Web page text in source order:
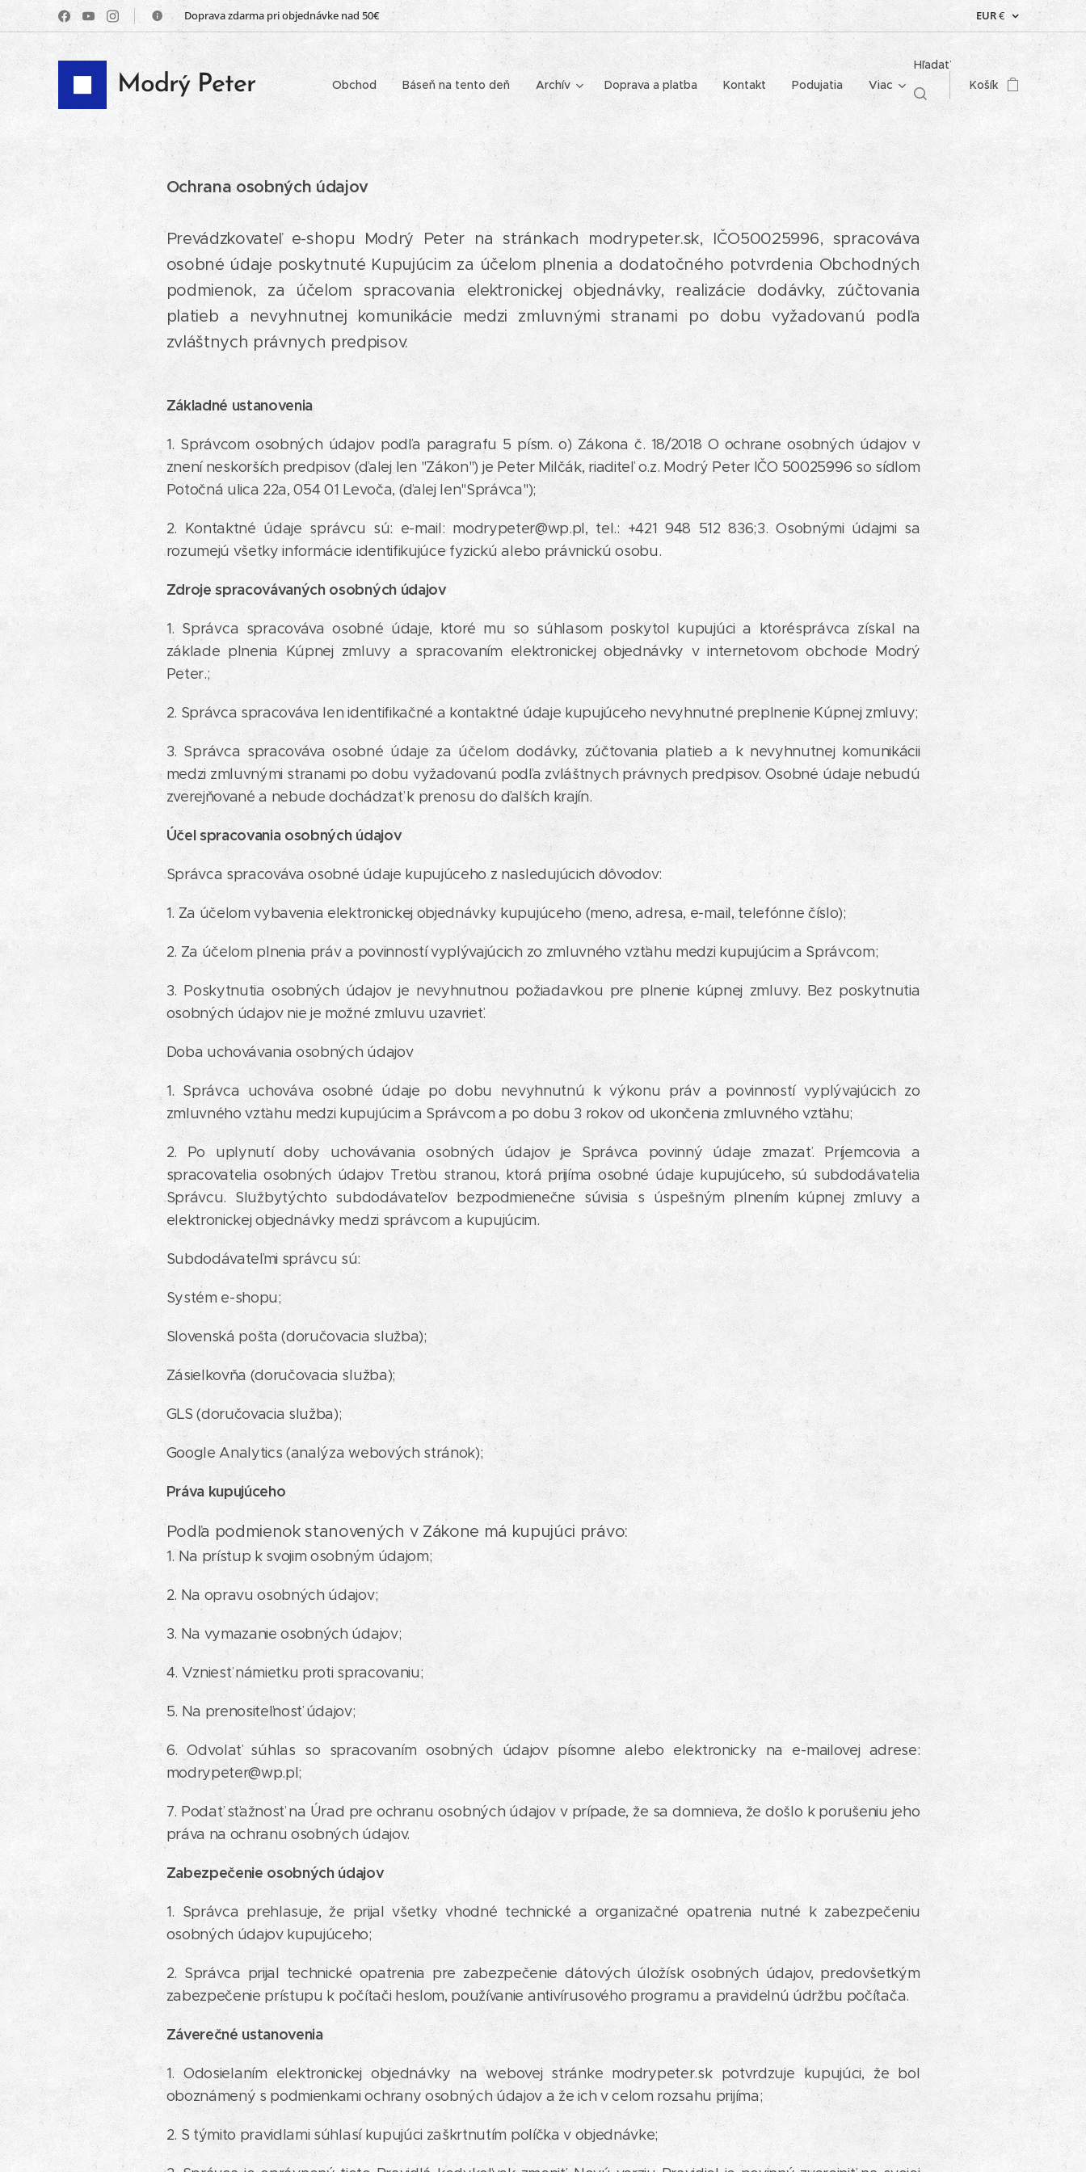
📦 Doprava zdarma pri objednávke nad 50€ EUR€
Modrý Peter Obchod Báseň na tento deň Archív Doprava a platba Kontakt Podujatia Viac
Hľadať
Košík
Ochrana osobných údajov
Prevádzkovateľ e-shopu Modrý Peter na stránkach modrypeter.sk, IČO50025996, spracováva
osobné údaje poskytnuté Kupujúcim za účelom plnenia a dodatočného potvrdenia Obchodných
podmienok, za účelom spracovania elektronickej objednávky, realizácie dodávky, zúčtovania
platieb a nevyhnutnej komunikácie medzi zmluvnými stranami po dobu vyžadovanú podľa
zvláštnych právnych predpisov.
Základné ustanovenia
1. Správcom osobných údajov podľa paragrafu 5 písm. o) Zákona č. 18/2018 O ochrane osobných údajov v
znení neskorších predpisov (ďalej len "Zákon") je Peter Milčák, riaditeľ o.z. Modrý Peter IČO 50025996 so sídlom
Potočná ulica 22a, 054 01 Levoča, (ďalej len"Správca");
2. Kontaktné údaje správcu sú: e-mail: modrypeter@wp.pl, tel.: +421 948 512 836;3. Osobnými údajmi sa
rozumejú všetky informácie identifikujúce fyzickú alebo právnickú osobu.
Zdroje spracovávaných osobných údajov
1. Správca spracováva osobné údaje, ktoré mu so súhlasom poskytol kupujúci a ktorésprávca získal na
základe plnenia Kúpnej zmluvy a spracovaním elektronickej objednávky v internetovom obchode Modrý
Peter.;
2. Správca spracováva len identifikačné a kontaktné údaje kupujúceho nevyhnutné preplnenie Kúpnej zmluvy;
3. Správca spracováva osobné údaje za účelom dodávky, zúčtovania platieb a k nevyhnutnej komunikácii
medzi zmluvnými stranami po dobu vyžadovanú podľa zvláštnych právnych predpisov. Osobné údaje nebudú
zverejňované a nebude dochádzať k prenosu do ďalších krajín.
Účel spracovania osobných údajov
Správca spracováva osobné údaje kupujúceho z nasledujúcich dôvodov:
1. Za účelom vybavenia elektronickej objednávky kupujúceho (meno, adresa, e-mail, telefónne číslo);
2. Za účelom plnenia práv a povinností vyplývajúcich zo zmluvného vzťahu medzi kupujúcim a Správcom;
3. Poskytnutia osobných údajov je nevyhnutnou požiadavkou pre plnenie kúpnej zmluvy. Bez poskytnutia
osobných údajov nie je možné zmluvu uzavrieť.
Doba uchovávania osobných údajov
1. Správca uchováva osobné údaje po dobu nevyhnutnú k výkonu práv a povinností vyplývajúcich zo
zmluvného vzťahu medzi kupujúcim a Správcom a po dobu 3 rokov od ukončenia zmluvného vzťahu;
2. Po uplynutí doby uchovávania osobných údajov je Správca povinný údaje zmazať. Príjemcovia a
spracovatelia osobných údajov Treťou stranou, ktorá prijíma osobné údaje kupujúceho, sú subdodávatelia
Správcu. Službytýchto subdodávateľov bezpodmienečne súvisia s úspešným plnením kúpnej zmluvy a
elektronickej objednávky medzi správcom a kupujúcim.
Subdodávateľmi správcu sú:
Systém e-shopu;
Slovenská pošta (doručovacia služba);
Zásielkovňa (doručovacia služba);
GLS (doručovacia služba);
Google Analytics (analýza webových stránok);
Práva kupujúceho
Podľa podmienok stanovených v Zákone má kupujúci právo:
1. Na prístup k svojim osobným údajom;
2. Na opravu osobných údajov;
3. Na vymazanie osobných údajov;
4. Vzniesť námietku proti spracovaniu;
5. Na prenositeľnosť údajov;
6. Odvolať súhlas so spracovaním osobných údajov písomne alebo elektronicky na e-mailovej adrese:
modrypeter@wp.pl;
7. Podať sťažnosť na Úrad pre ochranu osobných údajov v prípade, že sa domnieva, že došlo k porušeniu jeho
práva na ochranu osobných údajov.
Zabezpečenie osobných údajov
1. Správca prehlasuje, že prijal všetky vhodné technické a organizačné opatrenia nutné k zabezpečeniu
osobných údajov kupujúceho;
2. Správca prijal technické opatrenia pre zabezpečenie dátových úložísk osobných údajov, predovšetkým
zabezpečenie prístupu k počítači heslom, používanie antivírusového programu a pravidelnú údržbu počítača.
Záverečné ustanovenia
1. Odosielaním elektronickej objednávky na webovej stránke modrypeter.sk potvrdzuje kupujúci, že bol
oboznámený s podmienkami ochrany osobných údajov a že ich v celom rozsahu prijíma;
2. S týmito pravidlami súhlasí kupujúci zaškrtnutím políčka v objednávke;